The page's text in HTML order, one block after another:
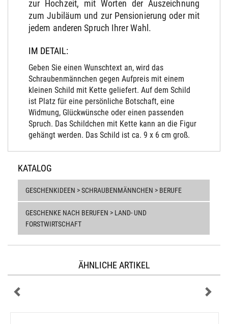
zur Hochzeit, mit Worten der Auszeichnung
zum Jubiläum und zur Pensionierung oder mit
jedem anderen Spruch Ihrer Wahl.
IM DETAIL:
Geben Sie einen Wunschtext an, wird das
Schraubenmännchen gegen Aufpreis mit einem
kleinen Schild mit Kette geliefert. Auf dem Schild
ist Platz für eine persönliche Botschaft, eine
Widmung, Glückwünsche oder einen passenden
Spruch. Das Schildchen mit Kette kann an die Figur
gehängt werden. Das Schild ist ca. 9 x 6 cm groß.
KATALOG
GESCHENKIDEEN > SCHRAUBENMÄNNCHEN > BERUFE
GESCHENKE NACH BERUFEN > LAND- UND
FORSTWIRTSCHAFT
ÄHNLICHE ARTIKEL